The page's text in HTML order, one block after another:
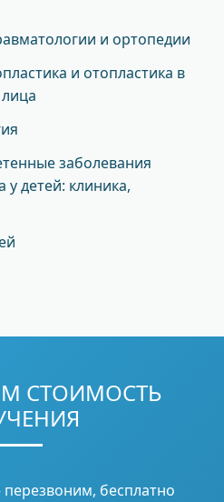
и ортопедии
и отопластика в
заболевания
у детей: клиника,
СТОИМОСТЬ
бесплатно